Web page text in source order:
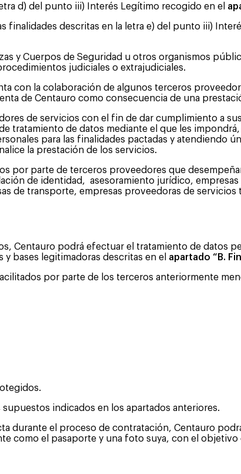
d) del punto iii) Interés Legítimo recogido en el
descritas en la letra e) del punto iii)
y Cuerpos de Seguridad u otros organismos
judiciales o extrajudiciales.
con la colaboración de algunos terceros
de Centauro como consecuencia de una
de servicios con el fin de dar cumplimiento a
tratamiento de datos mediante el que les
para las finalidades pactadas y atendiendo
la prestación de los servicios.
por parte de terceros proveedores que
de identidad, asesoramiento jurídico,
de transporte, empresas proveedoras de
Centauro podrá efectuar el tratamiento de datos
bases legitimadoras descritas en el apartado “B.
por parte de los terceros anteriormente
indicados en los apartados anteriores.
durante el proceso de contratación, Centauro
como el pasaporte y una foto suya, con el objetivo